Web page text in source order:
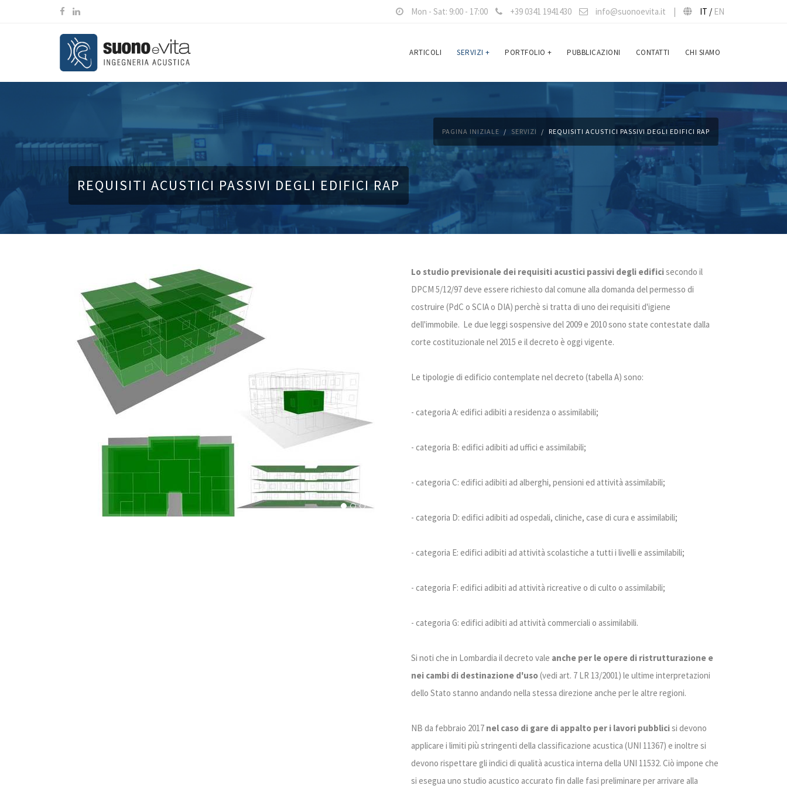
Mon - Sat: 9:00 - 17:00 +39 0341 1941430 info@suonoevita.it | IT / EN
ARTICOLI SERVIZI + PORTFOLIO + PUBBLICAZIONI CONTATTI CHI SIAMO
REQUISITI ACUSTICI PASSIVI DEGLI EDIFICI RAP
PAGINA INIZIALE SERVIZI REQUISITI ACUSTICI PASSIVI DEGLI EDIFICI RAP
Lo studio previsionale dei requisiti acustici passivi degli edificisecondo il
DPCM 5/12/97 deve essere richiesto dal comune alla domanda del permesso di
costruire (PdC o SCIA o DIA) perchè si tratta di uno dei requisiti d'igiene
dell'immobile. Le due leggi sospensive del 2009 e 2010 sono state contestate dalla
corte costituzionale nel 2015 e il decreto è oggi vigente.
Le tipologie di edificio contemplate nel decreto (tabella A) sono:
- categoria A: edifici adibiti a residenza o assimilabili;
- categoria B: edifici adibiti ad uffici e assimilabili;
- categoria C: edifici adibiti ad alberghi, pensioni ed attività assimilabili;
- categoria D: edifici adibiti ad ospedali, cliniche, case di cura e assimilabili;
- categoria E: edifici adibiti ad attività scolastiche a tutti i livelli e assimilabili;
- categoria F: edifici adibiti ad attività ricreative o di culto o assimilabili;
- categoria G: edifici adibiti ad attività commerciali o assimilabili.
Si noti che in Lombardia il decreto vale anche per le opere di ristrutturazione e
nei cambi di destinazione d'uso(vedi art. 7 LR 13/2001) le ultime interpretazioni
dello Stato stanno andando nella stessa direzione anche per le altre regioni.
NB da febbraio 2017 nel caso di gare di appalto per i lavori pubblicisi devono
applicare i limiti più stringenti della classificazione acustica (UNI 11367) e inoltre si
devono rispettare gli indici di qualità acustica interna della UNI 11532. Ciò impone che
si esegua uno studio acustico accurato fin dalle fasi preliminare per arrivare alla